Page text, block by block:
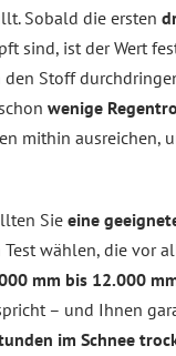
Sobald die ersten
sind, ist der Wert
den Stoff
wenige
mithin ausreichen,
Sie eine
wählen, die vor
mm bis 12.000
– und Ihnen
im Schnee